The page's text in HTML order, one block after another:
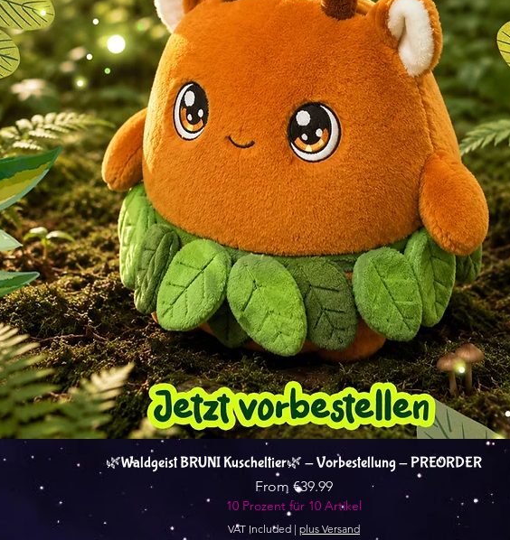
Quick View
🌿Waldgeist BRUNI Kuscheltier🌿 - Vorbestellung - PREORDER
From €39.99
Sale Price
10 Prozent für 10 Artikel
VAT Included | plus Versand